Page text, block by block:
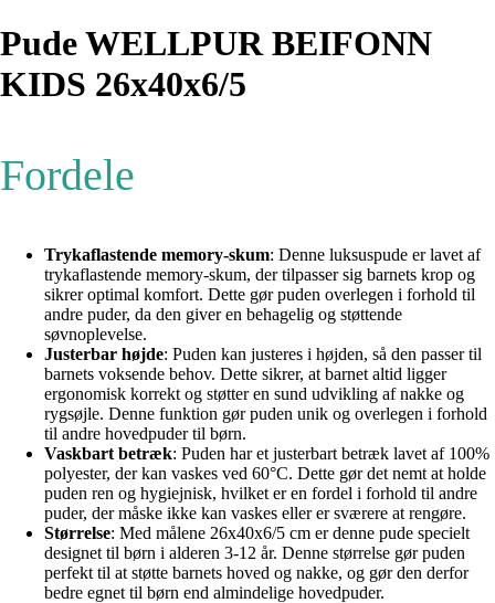
Pude WELLPUR BEIFONN
KIDS 26x40x6/5
Fordele
Trykaflastende memory-skum: Denne luksuspude er lavet af
trykaflastende memory-skum, der tilpasser sig barnets krop og
sikrer optimal komfort. Dette gør puden overlegen i forhold til
andre puder, da den giver en behagelig og støttende
søvnoplevelse.
Justerbar højde: Puden kan justeres i højden, så den passer til
barnets voksende behov. Dette sikrer, at barnet altid ligger
ergonomisk korrekt og støtter en sund udvikling af nakke og
rygsøjle. Denne funktion gør puden unik og overlegen i forhold
til andre hovedpuder til børn.
Vaskbart betræk: Puden har et justerbart betræk lavet af 100%
polyester, der kan vaskes ved 60°C. Dette gør det nemt at holde
puden ren og hygiejnisk, hvilket er en fordel i forhold til andre
puder, der måske ikke kan vaskes eller er sværere at rengøre.
Størrelse: Med målene 26x40x6/5 cm er denne pude specielt
designet til børn i alderen 3-12 år. Denne størrelse gør puden
perfekt til at støtte barnets hoved og nakke, og gør den derfor
bedre egnet til børn end almindelige hovedpuder.